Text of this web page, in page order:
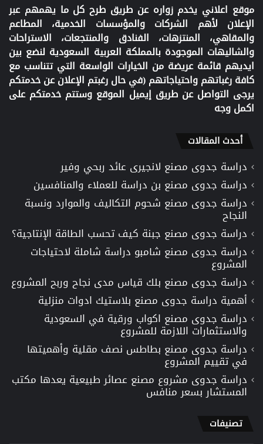
موقع اعلاني يخدم زواره عن طريق طرح كل ما يهمهم عبر
الإعلان لأهم الشركات والمؤسسات الخدمية، المطاعم
والمقاهي، المنتزهات، الفنادق والمنتجعات، الاستراحات
والشاليهات الموجودة بالمملكة العربية السعودية لنضع بين
ايديهم قائمة عريضة من الخيارات الواسعة التي تتناسب مع
كافة رغباتهم واحتياجاتهم (في حال رغبتم الإعلان عن خدمتكم
يرجى التواصل عن طريق إيميل الموقع وستتم خدمتكم على
اكمل وجه
أحدث المقالات
دراسة جدوى مصنع لانجيرى عائد ربحي وفير
دراسة جدوى مصنع بن دراسة للعملاء والمنافسين
دراسة جدوى مصنع شحوم التكاليف والموارد ونسبة
النجاح
دراسة جدوى مصنع جبنة كيف تحسب الطاقة الإنتاجية؟
دراسة جدوى مصنع شامبو دراسة شاملة لاحتياجات
المشروع
دراسة جدوى مصنع بلك قياس مدى نجاح وربح المشروع
أهمية دراسة جدوى مصنع بلاستيك ادوات منزلية
دراسة جدوى مصنع اكواب ورقية في السعودية
والاستثمارات اللازمة للمشروع
دراسة جدوى مصنع بطاطس نصف مقلية وأهميتها
في تقييم المشروع
دراسة جدوى مشروع مصنع عصائر طبيعية يعدها مكتب
المستشار بسعر منافس
تصنيفات